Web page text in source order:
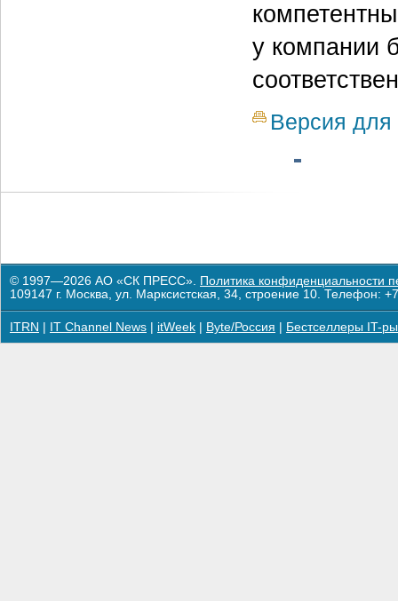
у компании
Версия для
© 1997—2026 АО «СК ПРЕСС». Политика конфиденциальности
109147 г. Москва, ул. Марксистская, 34, строение 10. Телефон:
ITRN IT Channel News itWeek Byte/Россия Бестселлеры IT-